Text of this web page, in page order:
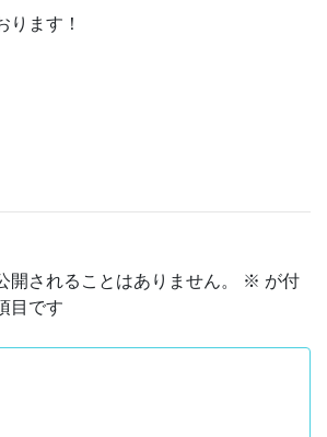
ります！
開されることはありません。 ※ が付
目です